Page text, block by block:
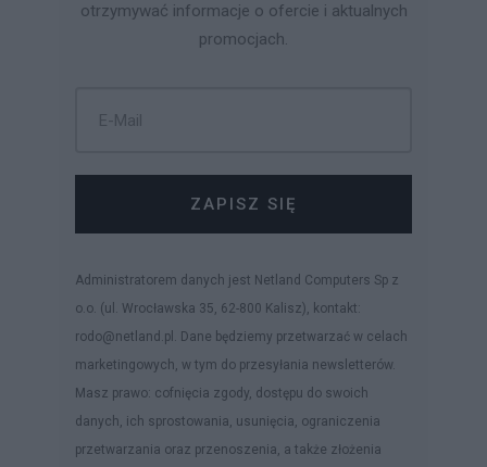
otrzymywać informacje o ofercie i aktualnych
promocjach.
ZAPISZ SIĘ
Administratorem danych jest Netland Computers Sp z
o.o. (ul. Wrocławska 35, 62-800 Kalisz), kontakt:
rodo@netland.pl. Dane będziemy przetwarzać w celach
marketingowych, w tym do przesyłania newsletterów.
Masz prawo: cofnięcia zgody, dostępu do swoich
danych, ich sprostowania, usunięcia, ograniczenia
przetwarzania oraz przenoszenia, a także złożenia